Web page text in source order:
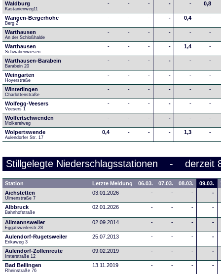
Waldburg
Kastanienweg11
- - - - - 0,8
Wangen-Bergerhöhe
Berg 2
- - - - 0,4 -
Warthausen
An der Schloßhalde
- - - - - -
Warthausen
Schwabenwiesen
- - - - 1,4 -
Warthausen-Barabein
Barabein 20
- - - - - -
Weingarten
Hoyerstraße
- - - - - -
Winterlingen
Charlottenstraße
- - - - - -
Wolfegg-Veesers
Veesers 1
- - - - - -
Wolfertschwenden
Molkereiweg
- - - - - -
Wolpertswende
Aulendorfer Str. 17
0,4 - - - 1,3 -
Stillgelegte Niederschlagsstationen - derzeit
Station Letzte Meldung 06.03. 07.03. 08.03. 09.03.
Aichstetten
Ulmenstraße 7
03.01.2026 - - - -
Albbruck
Bahnhofstraße
02.01.2026 - - - -
Allmannsweiler
Eggatsweilerstr.28
02.09.2014 - - - -
Aulendorf-Rugetsweiler
Erikaweg 3
25.07.2013 - - - -
Aulendorf-Zollenreute
Imterstraße 12
09.02.2019 - - - -
Bad Bellingen
Rheinstraße 76
13.11.2019 - - - -